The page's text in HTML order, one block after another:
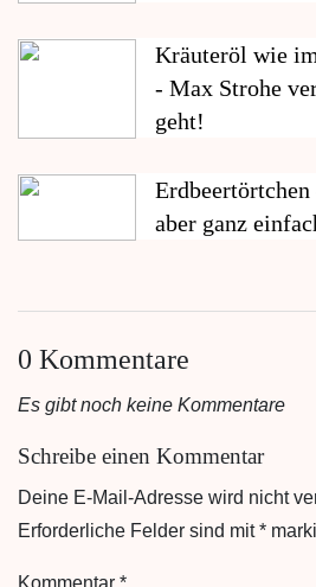
Kräuteröl wie
- Max Strohe
geht!
aber ganz
0 Kommentare
Es gibt noch keine Kommentare
Schreibe einen Kommentar
Deine E-Mail-Adresse wird nicht
Erforderliche Felder sind mit*
Kommentar *